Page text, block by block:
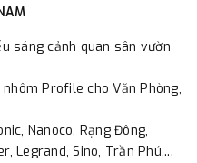
sáng cảnh quan sân vườn
Profile cho Văn Phòng,
Nanoco, Rạng Đông,
Legrand, Sino, Trần Phú,...